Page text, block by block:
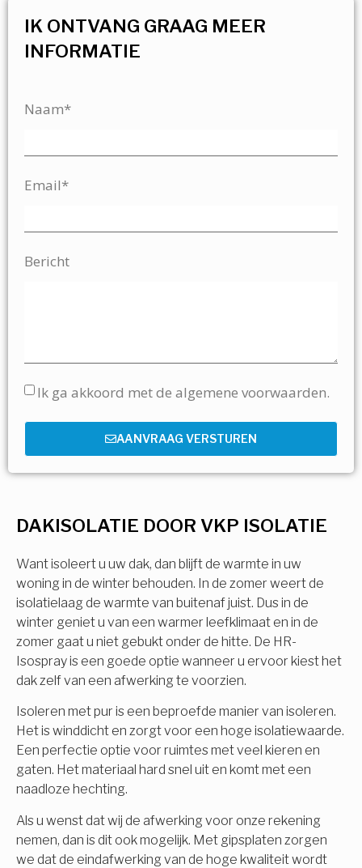
DAKISOLATIE DOOR VKP ISOLATIE
Want isoleert u uw dak, dan blijft de warmte in uw
woning in de winter behouden. In de zomer weert de
isolatielaag de warmte van buitenaf juist. Dus in de
winter geniet u van een warmer leefklimaat en in de
zomer gaat u niet gebukt onder de hitte. De HR-
Isospray is een goede optie wanneer u ervoor kiest het
dak zelf van een afwerking te voorzien.
Isoleren met pur is een beproefde manier van isoleren.
Het is winddicht en zorgt voor een hoge isolatiewaarde.
Een perfectie optie voor ruimtes met veel kieren en
gaten. Het materiaal hard snel uit en komt met een
naadloze hechting.
Als u wenst dat wij de afwerking voor onze rekening
nemen, dan is dit ook mogelijk. Met gipsplaten zorgen
we dat de eindafwerking van de hoge kwaliteit wordt
IK ONTVANG GRAAG MEER
INFORMATIE
Naam*
Email*
Bericht
Ik ga akkoord met de algemene voorwaarden.
AANVRAAG VERSTUREN